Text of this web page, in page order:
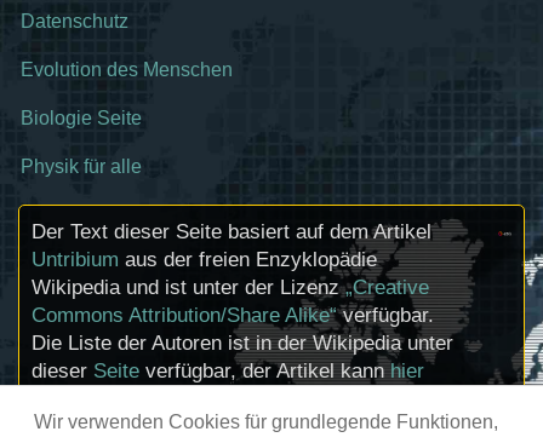
Wir verwenden Cookies für grundlegende Funktionen,
Datenschutz
Evolution des Menschen
Biologie Seite
Physik für alle
Der Text dieser Seite basiert auf dem Artikel
Untribium aus der freien Enzyklopädie
Wikipedia und ist unter der Lizenz„Creative
Commons Attribution/Share Alike“verfügbar.
Die Liste der Autoren ist in der Wikipedia unter
dieser Seite verfügbar, der Artikel kann hier
Urhebern und zum Lizenzstatus eingebundener